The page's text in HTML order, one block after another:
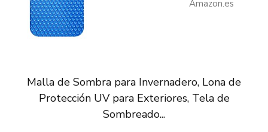
Amazon.es
Malla de Sombra para Invernadero, Lona de
Protección UV para Exteriores, Tela de
Sombreado...